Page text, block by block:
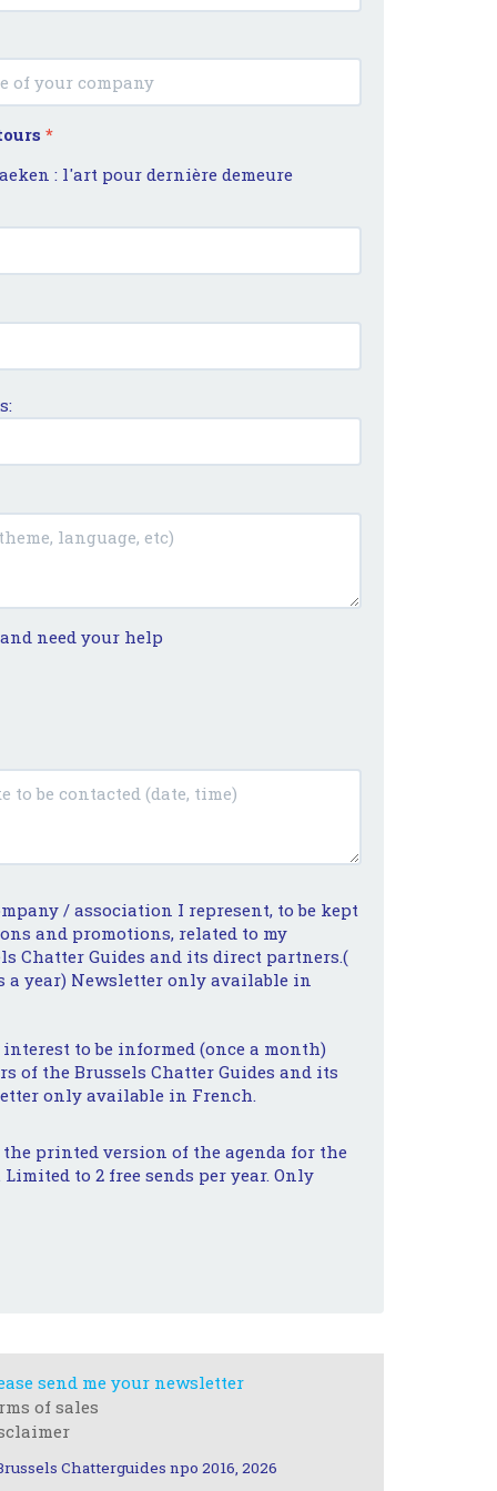
*
: l'art pour dernière demeure
need your help
/ association I represent, to be kept
and promotions, related to my
Chatter Guides and its direct partners.(
a year) Newsletter only available in
to be informed (once a month)
of the Brussels Chatter Guides and its
only available in French.
printed version of the agenda for the
to 2 free sends per year. Only
send me your newsletter
of sales
Chatterguides npo 2016, 2026